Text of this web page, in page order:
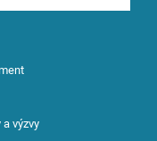
a výzvy